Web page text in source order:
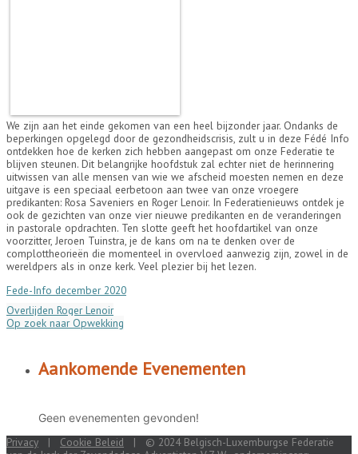
We zijn aan het einde gekomen van een heel bijzonder jaar. Ondanks de
beperkingen opgelegd door de gezondheidscrisis, zult u in deze Fédé Info
ontdekken hoe de kerken zich hebben aangepast om onze Federatie te
blijven steunen. Dit belangrijke hoofdstuk zal echter niet de herinnering
uitwissen van alle mensen van wie we afscheid moesten nemen en deze
uitgave is een speciaal eerbetoon aan twee van onze vroegere
predikanten: Rosa Saveniers en Roger Lenoir. In Federatienieuws ontdek je
ook de gezichten van onze vier nieuwe predikanten en de veranderingen
in pastorale opdrachten. Ten slotte geeft het hoofdartikel van onze
voorzitter, Jeroen Tuinstra, je de kans om na te denken over de
complottheorieën die momenteel in overvloed aanwezig zijn, zowel in de
wereldpers als in onze kerk. Veel plezier bij het lezen.
Fede-Info december 2020
Overlijden Roger Lenoir
Op zoek naar Opwekking
Aankomende Evenementen
Geen evenementen gevonden!
Privacy | Cookie Beleid | © 2024 Belgisch-Luxemburgse Federatie